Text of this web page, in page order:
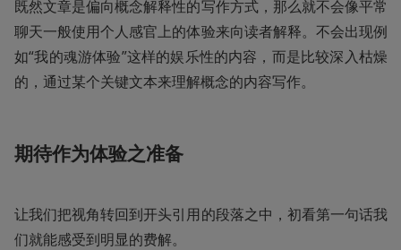
既然文章是偏向概念解释性的写作方式，那么就不会像平常
聊天一般使用个人感官上的体验来向读者解释。不会出现例
如“我的魂游体验”这样的娱乐性的内容，而是比较深入枯燥
的，通过某个关键文本来理解概念的内容写作。
期待作为体验之准备
让我们把视角转回到开头引用的段落之中，初看第一句话我
们就能感受到明显的费解。